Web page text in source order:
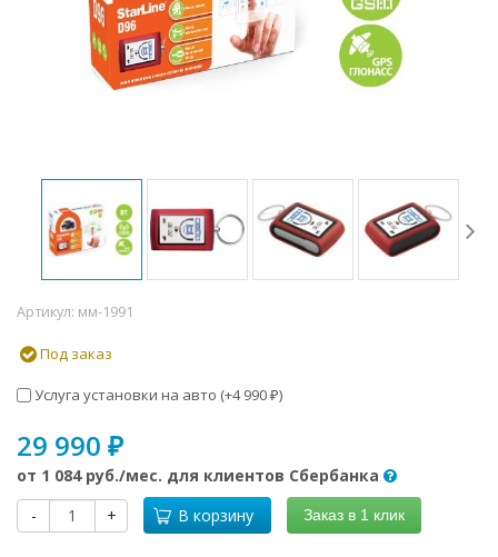
Артикул: мм-1991
Под заказ
Услуга установки на авто (+4 990 ₽)
29 990 ₽
от 1 084 руб./мес. для клиентов Сбербанка
-
+ В корзину Заказ в 1 клик